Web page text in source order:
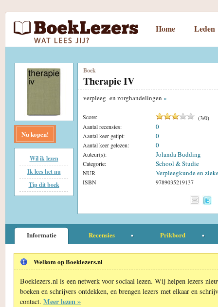
Home Leden
Nu kopen!
Wil ik lezen
Ik lees het nu
Tip dit boek
Boek
Therapie IV
verpleeg- en zorghandelingen «
Score: (3/0)
Aantal recensies:
0
Aantal keer getipt: 0
Aantal keer gelezen: 0
Auteur(s): Jolanda Budding
Categorie: School & Studie
NUR Verpleegkunde en
ISBN 9789035219137
Informatie Recensies Prikbord
Welkom op Boeklezers.nl
Boeklezers.nl is een netwerk voor sociaal lezen. Wij helpen lezers
boeken en schrijvers ontdekken, en brengen lezers met elkaar en
contact. Meer lezen »